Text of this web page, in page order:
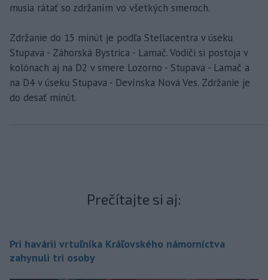
musia rátať so zdržaním vo všetkých smeroch.
Zdržanie do 15 minút je podľa Stellacentra v úseku
Stupava - Záhorská Bystrica - Lamač. Vodiči si postoja v
kolónach aj na D2 v smere Lozorno - Stupava - Lamač a
na D4 v úseku Stupava - Devínska Nová Ves. Zdržanie je
do desať minút.
Prečítajte si aj:
Pri havárii vrtuľníka Kráľovského námorníctva
zahynuli tri osoby